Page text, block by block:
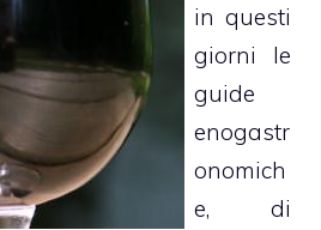
in questi
giorni le
guide
enogastr
onomich
e, di